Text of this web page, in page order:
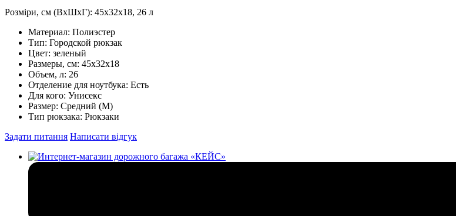
Розміри, см (ВхШхГ): 45х32х18, 26 л
Материал: Полиэстер
Тип: Городской рюкзак
Цвет: зеленый
Размеры, см: 45х32х18
Объем, л: 26
Отделение для ноутбука: Есть
Для кого: Унисекс
Размер: Средний (M)
Тип рюкзака: Рюкзаки
Задати питання Написати відгук